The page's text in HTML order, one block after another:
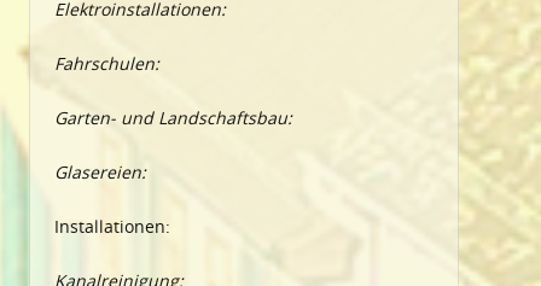
Elektroinstallationen:
Fahrschulen:
Garten- und Landschaftsbau:
Glasereien:
Installationen:
Kanalreinigung: